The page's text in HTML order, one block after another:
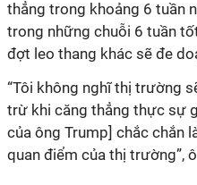
thẳng trong khoảng 6 tuần
trong những chuỗi 6 tuần
đợt leo thang khác sẽ đe
“Tôi không nghĩ thị trường
trừ khi căng thẳng thực sự
của ông Trump] chắc chắn
quan điểm của thị trường”,